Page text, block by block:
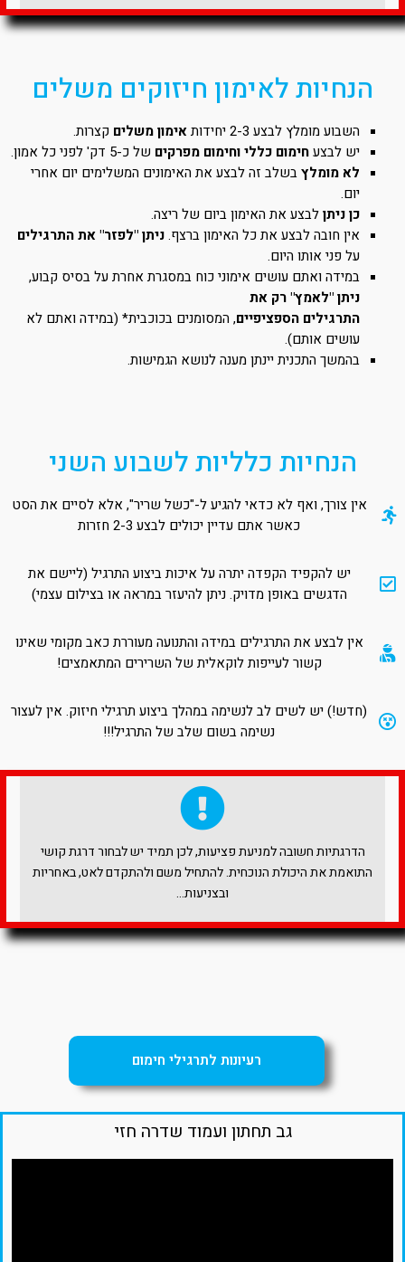
הנחיות לאימון חיזוקים משלים
השבוע מומלץ לבצע 2-3 יחידות אימון משלים קצרות.
יש לבצעחימום כללי וחימום מפרקים של כ-5 דק' לפני כל אמון.
לא מומלץבשלב זה לבצע את האימונים המשלימים יום אחרי
יום.
כן ניתןלבצע את האימון ביום של ריצה.
אין חובה לבצע את כל האימון ברצף.ניתן "לפזר" את התרגילים
על פני אותו היום.
במידה ואתם עושים אימוני כוח במסגרת אחרת על בסיס קבוע,
ניתן "לאמץ" רק את
התרגילים הספציפיים, המסומנים בכוכבית* (במידה ואתם לא
עושים אותם).
בהמשך התכנית יינתן מענה לנושא הגמישות.
הנחיות כלליות לשבוע השני
אין צורך, ואף לא כדאי להגיע ל-"כשל שריר", אלא לסיים את הסט
כאשר אתם עדיין יכולים לבצע 2-3 חזרות
יש להקפיד הקפדה יתרה על איכות ביצוע התרגיל (ליישם את
הדגשים באופן מדויק. ניתן להיעזר במראה או בצילום עצמי)
אין לבצע את התרגילים במידה והתנועה מעוררת כאב מקומי שאינו
קשור לעייפות לוקאלית של השרירים המתאמצים!
(חדש!) יש לשים לב לנשימה במהלך ביצוע תרגילי חיזוק. אין לעצור
נשימה בשום שלב של התרגיל!!!
הדרגתיות חשובה למניעת פציעות, לכן תמיד יש לבחור דרגת קושי
התואמת את היכולת הנוכחית. להתחיל משם ולהתקדם לאט, באחריות
ובצניעות…
רעיונות לתרגילי חימום
גב תחתון ועמוד שדרה חזי